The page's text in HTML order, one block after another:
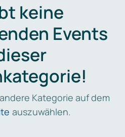
keine
Events
Kategorie auf dem
auszuwählen.